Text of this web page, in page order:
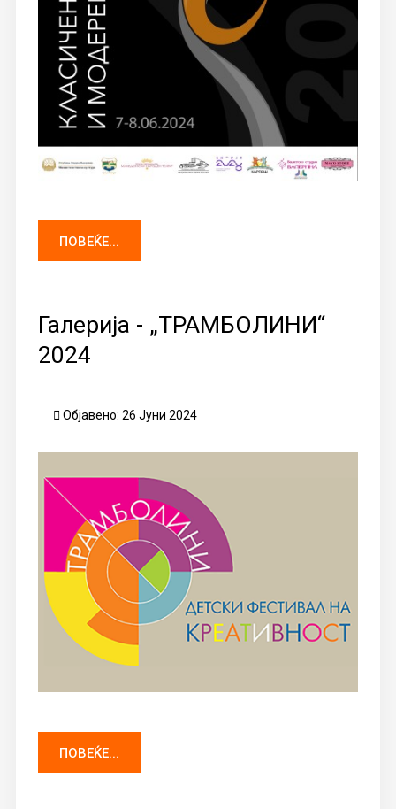
ПОВЕЌЕ...
Галерија - „ТРАМБОЛИНИ“
2024
Објавено: 26 Јуни 2024
ПОВЕЌЕ...